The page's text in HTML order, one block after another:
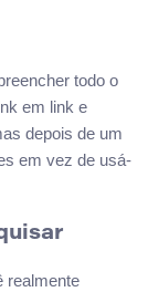
todo o
em link e
depois de um
em vez de usá-
realmente